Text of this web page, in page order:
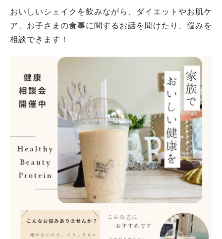
おいしいシェイクを飲みながら、ダイエットやお肌ケ
ア、お子さまの食事に関するお話を聞けたり、悩みを
相談できます！